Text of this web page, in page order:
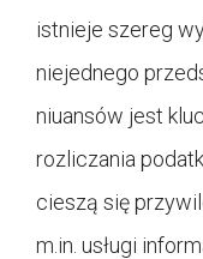
istnieje szereg
niejednego
niuansów jest
rozliczania
cieszą się
m.in. usługi